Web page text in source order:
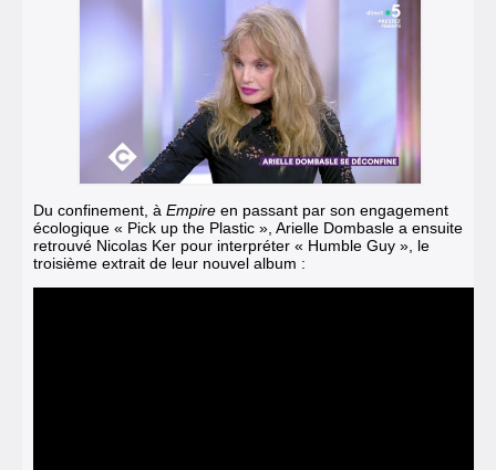
Du confinement à Empire en passant par son engagement
écologique « Pick up the Plastic » Arielle Dombasle a ensuite
retrouvé Nicolas Ker pour interpréter « Humble Guy » le
troisième extrait de leur nouvel album :